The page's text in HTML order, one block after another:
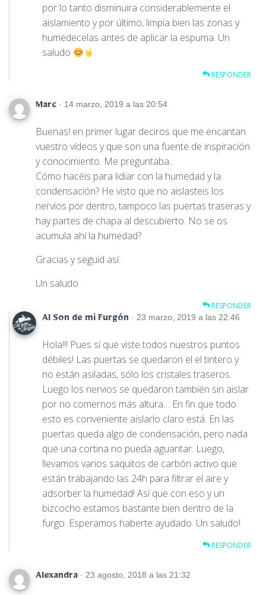
por lo tanto disminuira considerablemente el
aislamiento y por último, limpia bien las zonas y
humedecelas antes de aplicar la espuma. Un
saludo
RESPONDER
Marc · 14 marzo, 2019 a las 20:54
Buenas! en primer lugar deciros que me encantan
vuestro vídeos y que son una fuente de inspiración
y conocimiento. Me preguntaba..
Cómo hacéis para lidiar con la humedad y la
condensación? He visto que no aislasteis los
nervios por dentro, tampoco las puertas traseras y
hay partes de chapa al descubierto. No se os
acumula ahí la humedad?
Gracias y seguid así.
Un saludo
RESPONDER
Al Son de mi Furgón · 23 marzo, 2019 a las 22:46
Hola!!! Pues sí que viste todos nuestros puntos
débiles! Las puertas se quedaron el el tintero y
no están asiladas, sólo los cristales traseros.
Luego los nervios se quedaron también sin aislar
por no comernos más altura… En fin que todo
esto es conveniente aislarlo claro está. En las
puertas queda algo de condensación, pero nada
que una cortina no pueda aguantar. Luego,
llevamos varios saquitos de carbón activo que
están trabajando las 24h para filtrar el aire y
adsorber la humedad! Así que con eso y un
bizcocho estamos bastante bien dentro de la
furgo. Esperamos haberte ayudado. Un saludo!
RESPONDER
Alexandra · 23 agosto, 2018 a las 21:32